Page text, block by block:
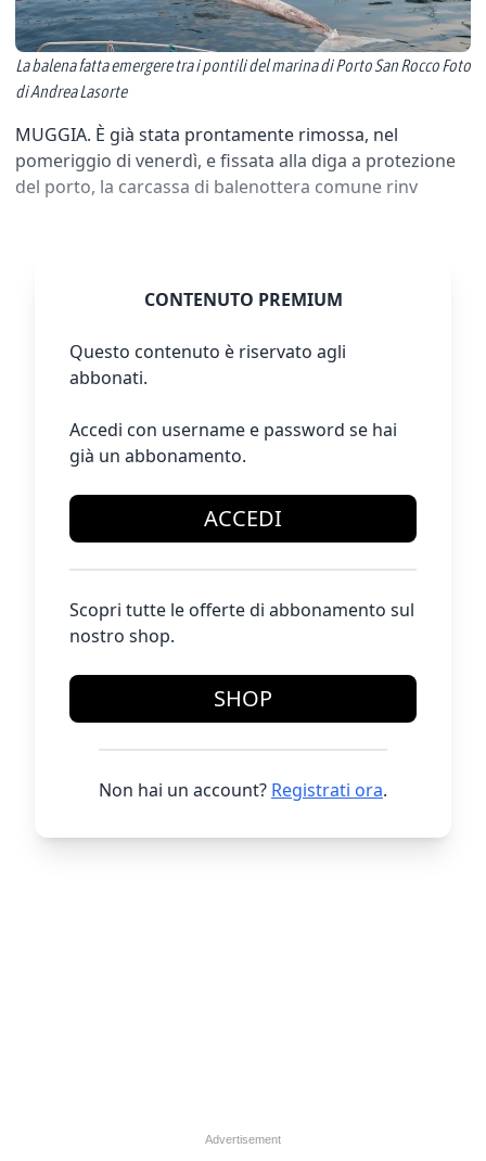
La balena fatta emergere tra i pontili del marina di Porto San Rocco Foto
di Andrea Lasorte
MUGGIA. È già stata prontamente rimossa, nel
pomeriggio di venerdì, e fissata alla diga a protezione
del porto, la carcassa di balenottera comune rinv
CONTENUTO PREMIUM
Questo contenuto è riservato agli
abbonati.
Accedi con username e password se hai
già un abbonamento.
ACCEDI
Scopri tutte le offerte di abbonamento sul
nostro shop.
SHOP
Non hai un account? Registrati ora.